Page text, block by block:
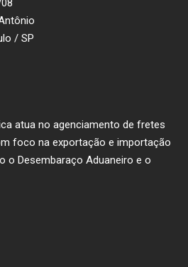
/ SP
atua no agenciamento de fretes
foco na exportação e importação
o Desembaraço Aduaneiro e o